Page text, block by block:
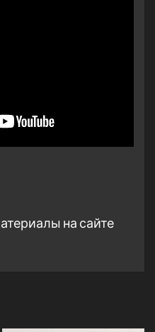
на сайте